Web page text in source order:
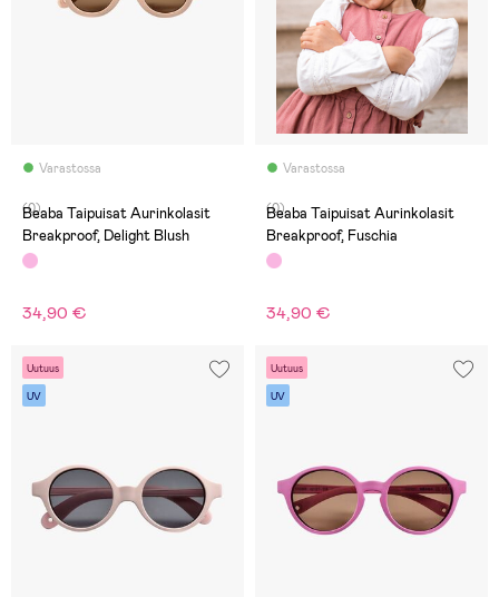
Varastossa
(0)
Beaba Taipuisat Aurinkolasit
Breakproof, Delight Blush
34,90 €
Varastossa
(0)
Beaba Taipuisat Aurinkolasit
Breakproof, Fuschia
34,90 €
Uutuus
UV
Uutuus
UV